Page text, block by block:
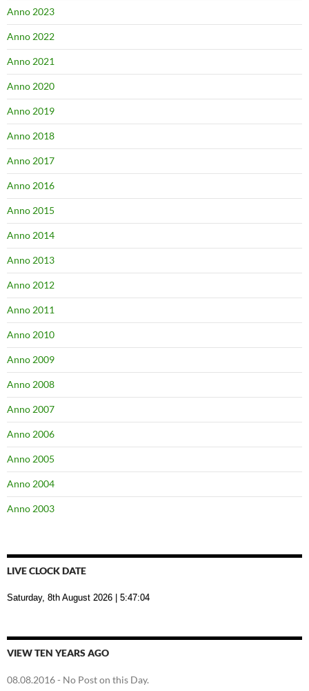
Anno 2023
Anno 2022
Anno 2021
Anno 2020
Anno 2019
Anno 2018
Anno 2017
Anno 2016
Anno 2015
Anno 2014
Anno 2013
Anno 2012
Anno 2011
Anno 2010
Anno 2009
Anno 2008
Anno 2007
Anno 2006
Anno 2005
Anno 2004
Anno 2003
LIVE CLOCK DATE
Saturday, 8th August 2026 | 5:47:04
VIEW TEN YEARS AGO
08.08.2016- No Post on this Day.